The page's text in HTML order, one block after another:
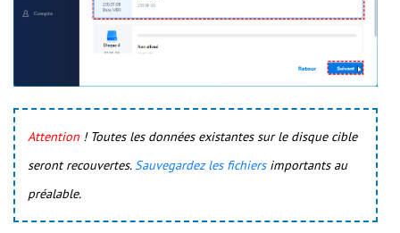
Attention ! Toutes les données existantes sur le disque cible
seront recouvertes. Sauvegardez les fichiersimportants au
préalable.